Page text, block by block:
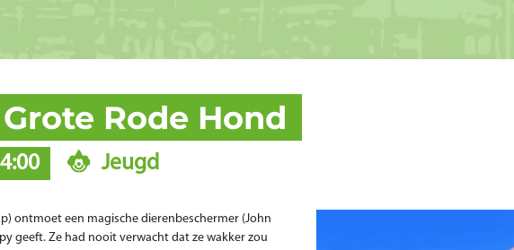
Rode Hond
Jeugd
ontmoet een magische dierenbeschermer (John
geeft. Ze had nooit verwacht dat ze wakker zou